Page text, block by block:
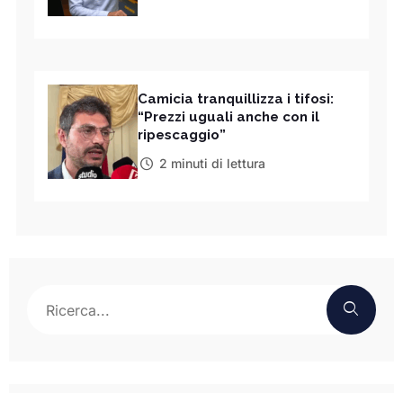
Camicia tranquillizza i tifosi:
“Prezzi uguali anche con il
ripescaggio”
2 minuti di lettura